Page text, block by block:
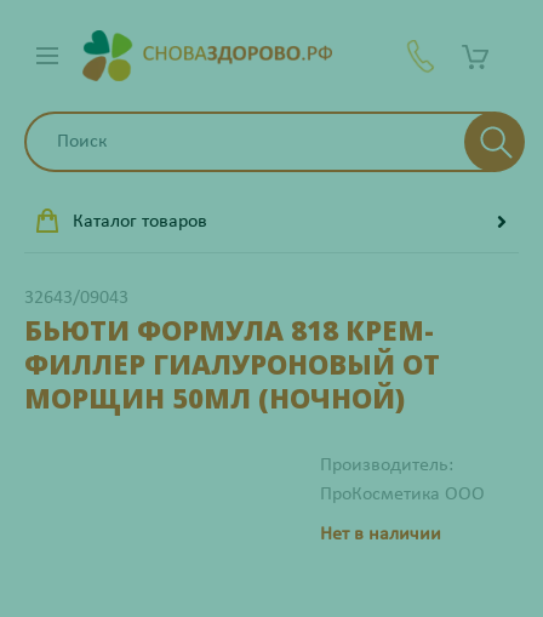
Каталог товаров
32643/09043
БЬЮТИ ФОРМУЛА 818 КРЕМ-
ФИЛЛЕР ГИАЛУРОНОВЫЙ ОТ
МОРЩИН 50МЛ (НОЧНОЙ)
Производитель:
ПроКосметика ООО
Нет в наличии